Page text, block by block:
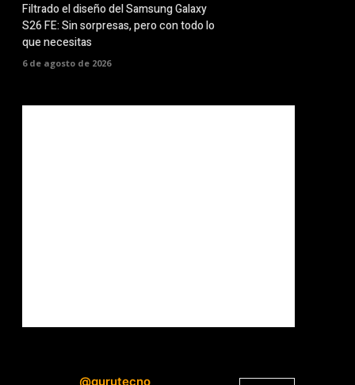
Filtrado el diseño del Samsung Galaxy
S26 FE: Sin sorpresas, pero con todo lo
que necesitas
6 de agosto de 2026
@gurutecno